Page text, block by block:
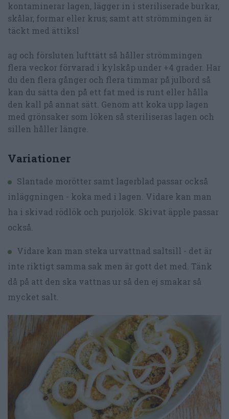
kontaminerar lagen, lägger in i steriliserade burkar,
skålar, formar eller krus; samt att strömmingen är
täckt med ättiksl
ag och försluten lufttätt så håller strömmingen
flera veckor förvarad i kylskåp under +4 grader. Har
du den flera gånger och flera timmar på julbord så
kan du sätta den på ett fat med is runt eller hålla
den kall på annat sätt. Genom att koka upp lagen
med grönsaker som löken så steriliseras lagen och
sillen håller längre.
Variationer
Slantade morötter samt lagerblad passar också
inläggningen - koka med i lagen. Vidare kan man
ha i skivad rödlök och purjolök. Skivat äpple passar
också.
Vidare kan man steka urvattnad saltsill - det är
inte riktigt samma sak men är gott det med. Tänk
då på att den ska vattnas ur så den ej smakar så
mycket salt.